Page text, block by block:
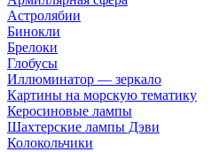
Астролябии
Бинокли
Брелоки
Глобусы
Иллюминатор — зеркало
Картины на морскую тематику
Керосиновые лампы
Шахтерские лампы Дэви
Колокольчики